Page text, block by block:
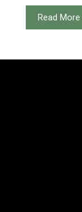
Read More